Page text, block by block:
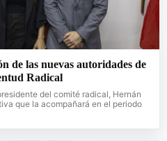
de las nuevas autoridades de
Radical
del comité radical, Hernán
que la acompañará en el periodo